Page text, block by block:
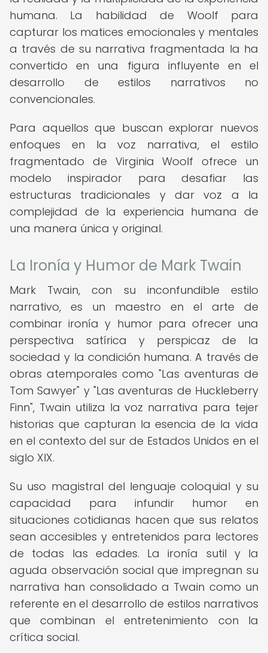
humana. La habilidad de Woolf para
capturar los matices emocionales y mentales
a través de su narrativa fragmentada la ha
convertido en una figura influyente en el
desarrollo de estilos narrativos no
convencionales.
Para aquellos que buscan explorar nuevos
enfoques en la voz narrativa, el estilo
fragmentado de Virginia Woolf ofrece un
modelo inspirador para desafiar las
estructuras tradicionales y dar voz a la
complejidad de la experiencia humana de
una manera única y original.
La Ironía y Humor de Mark Twain
Mark Twain, con su inconfundible estilo
narrativo, es un maestro en el arte de
combinar ironía y humor para ofrecer una
perspectiva satírica y perspicaz de la
sociedad y la condición humana. A través de
obras atemporales como "Las aventuras de
Tom Sawyer" y "Las aventuras de Huckleberry
Finn", Twain utiliza la voz narrativa para tejer
historias que capturan la esencia de la vida
en el contexto del sur de Estados Unidos en el
siglo XIX.
Su uso magistral del lenguaje coloquial y su
capacidad para infundir humor en
situaciones cotidianas hacen que sus relatos
sean accesibles y entretenidos para lectores
de todas las edades. La ironía sutil y la
aguda observación social que impregnan su
narrativa han consolidado a Twain como un
referente en el desarrollo de estilos narrativos
que combinan el entretenimiento con la
crítica social.